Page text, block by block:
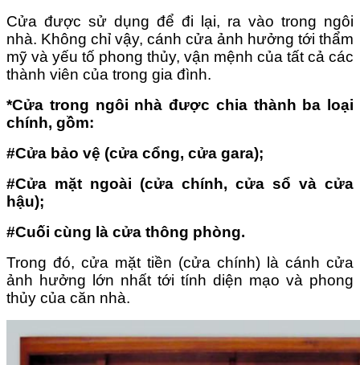
Cửa được sử dụng để đi lại, ra vào trong ngôi
nhà. Không chỉ vậy, cánh cửa ảnh hưởng tới thẩm
mỹ và yếu tố phong thủy, vận mệnh của tất cả các
thành viên của trong gia đình.
*Cửa trong ngôi nhà được chia thành ba loại
chính, gồm:
#Cửa bảo vệ (cửa cổng, cửa gara);
#Cửa mặt ngoài (cửa chính, cửa sổ và cửa
hậu);
#Cuối cùng là cửa thông phòng.
Trong đó, cửa mặt tiền (cửa chính) là cánh cửa
ảnh hưởng lớn nhất tới tính diện mạo và phong
thủy của căn nhà.